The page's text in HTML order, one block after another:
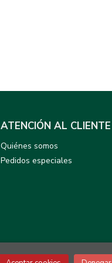
ATENCIÓN AL CLIENTE
Quiénes somos
Pedidos especiales